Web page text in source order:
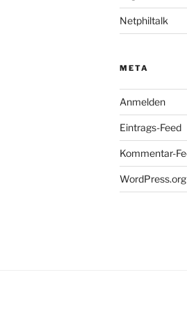
Netphiltalk
META
Anmelden
Eintrags-Feed
Kommentar-
WordPress.org